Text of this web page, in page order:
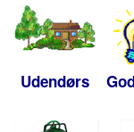
Udendørs